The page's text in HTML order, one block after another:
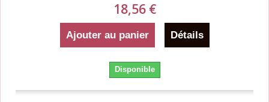
18,56 €
Ajouter au panier Détails
Disponible